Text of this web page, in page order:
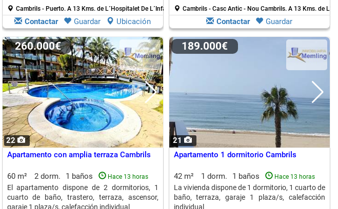
Cambrils - Puerto. A 13 Kms. de L´Hospitalet De L´Infant
Contactar Guardar Ubicación
Cambrils - Casc Antic - Nou Cambrils. A 13 Kms. de
Contactar Guardar
22
260.000€
Apartamento con amplia terraza Cambrils
60 m² 2 dorm. 1 baños Hace 13 horas
El apartamento dispone de 2 dormitorios, 1
cuarto de baño, trastero, terraza, ascensor,
garaje 1 plaza/s, calefacción individual
21
189.000€
Apartamento 1 dormitorio Cambrils
42 m² 1 dorm. 1 baños Hace 13 horas
La vivienda dispone de 1 dormitorio, 1 cuarto de
baño, terraza, garaje 1 plaza/s, calefacción
individual